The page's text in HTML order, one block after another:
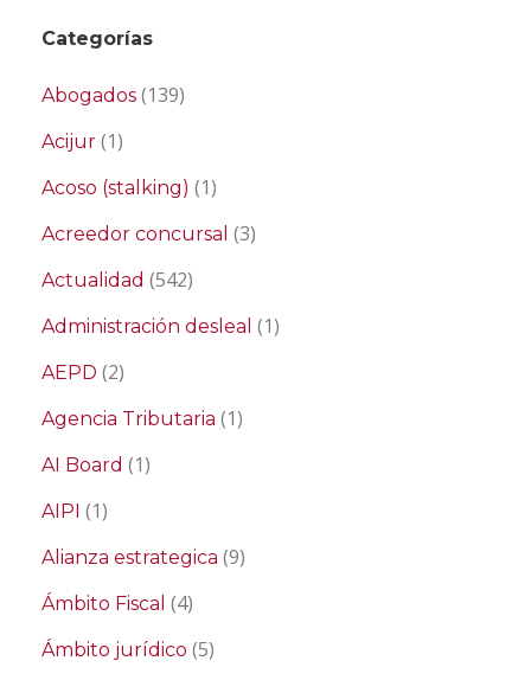
Categorías
Abogados (139)
Acijur (1)
Acoso (stalking) (1)
Acreedor concursal (3)
Actualidad (542)
Administración desleal (1)
AEPD (2)
Agencia Tributaria (1)
AI Board (1)
AIPI (1)
Alianza estrategica (9)
Ámbito Fiscal (4)
Ámbito jurídico (5)